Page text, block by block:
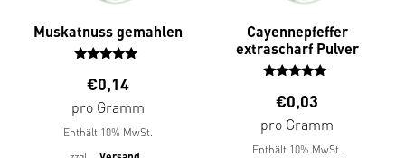
Muskatnuss gemahlen
Bewertet
mit
5.00
von 5
€0,14
pro Gramm
Enthält 10% MwSt.
Cayennepfeffer
extrascharf Pulver
Bewertet
mit
5.00
von 5
€0,03
pro Gramm
Enthält 10% MwSt.